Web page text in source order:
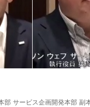
サービス企画開発本部 副